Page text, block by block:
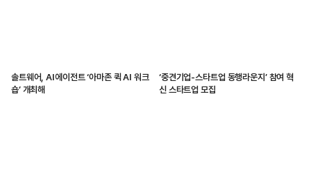
솔트웨어, AI에이전트 ‘아마존 퀵 AI 워크
숍’ 개최해
‘중견기업-스타트업 동행라운지’ 참여 혁
신 스타트업 모집